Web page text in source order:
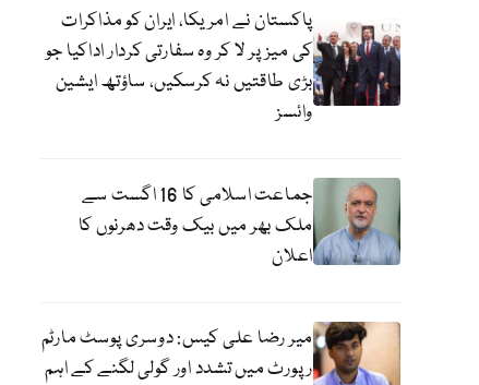
پاکستان نے امریکا، ایران کو مذاکرات
کی میز پر لا کر وہ سفارتی کردار اداکیا جو
بڑی طاقتیں نہ کرسکیں، ساؤتھ ایشین
وائسز
جماعت اسلامی کا 16 اگست سے
ملک بھر میں بیک وقت دھرنوں کا
اعلان
میر رضا علی کیس: دوسری پوسٹ مارٹم
رپورٹ میں تشدد اور گولی لگنے کے اہم